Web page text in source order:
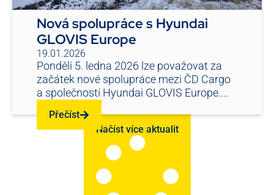
Nová spolupráce s Hyundai
GLOVIS Europe
19.01.2026
Pondělí 5. ledna 2026 lze považovat za
začátek nové spolupráce mezi ČD Cargo
a společností Hyundai GLOVIS Europe....
Přečíst
Načíst více aktualit